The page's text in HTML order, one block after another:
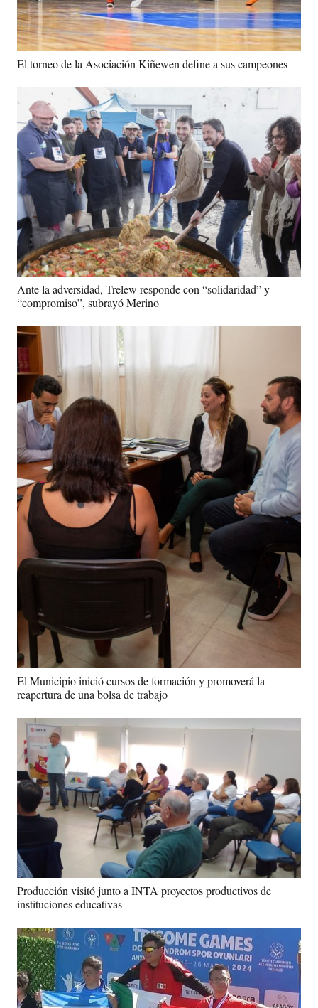
El torneo de la Asociación Kiñewen define a sus campeones
Ante la adversidad, Trelew responde con “solidaridad” y
“compromiso”, subrayó Merino
El Municipio inició cursos de formación y promoverá la
reapertura de una bolsa de trabajo
Producción visitó junto a INTA proyectos productivos de
instituciones educativas